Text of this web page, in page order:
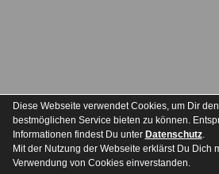
Diese Webseite verwendet Cookies, um Dir den
bestmöglichen Service bieten zu können.
Informationen findest Du unter Datenschutz.
Mit der Nutzung der Webseite erklärst Du Dich
Verwendung von Cookies einverstanden.